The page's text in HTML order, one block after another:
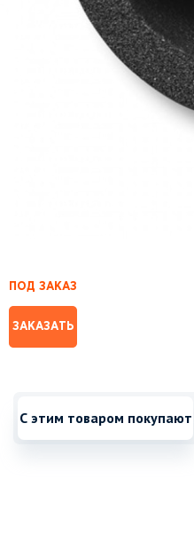
ПОД ЗАКАЗ
ЗАКАЗАТЬ
С этим товаром покупают